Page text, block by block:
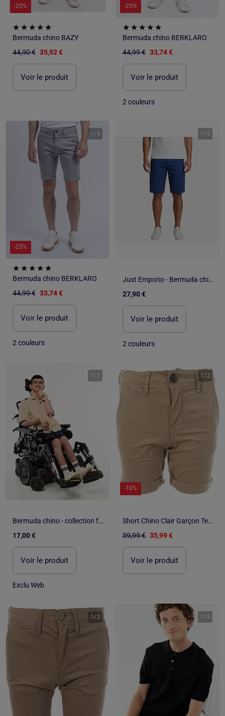
-20%
Bermuda chino BAZY
44,90 € 35,92 €
Voir le produit
-25%
Bermuda chino BERKLARO
44,99 € 33,74 €
Voir le produit
2 couleurs
1 /4
-25%
Bermuda chino BERKLARO
44,99 € 33,74 €
Voir le produit
2 couleurs
1 / 5
Just Emporio - Bermuda chino Homme
27,90 €
Voir le produit
2 couleurs
1 / 7
Bermuda chino - collection facile à enfiler
17,00 €
Voir le produit
Exclu Web
1 /2
-10%
Short Chino Clair Garçon Teddy Smith
39,99 € 35,99 €
Voir le produit
1 /2 1 / 5